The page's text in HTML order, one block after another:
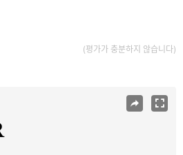
(평가가 충분하지 않습니다)